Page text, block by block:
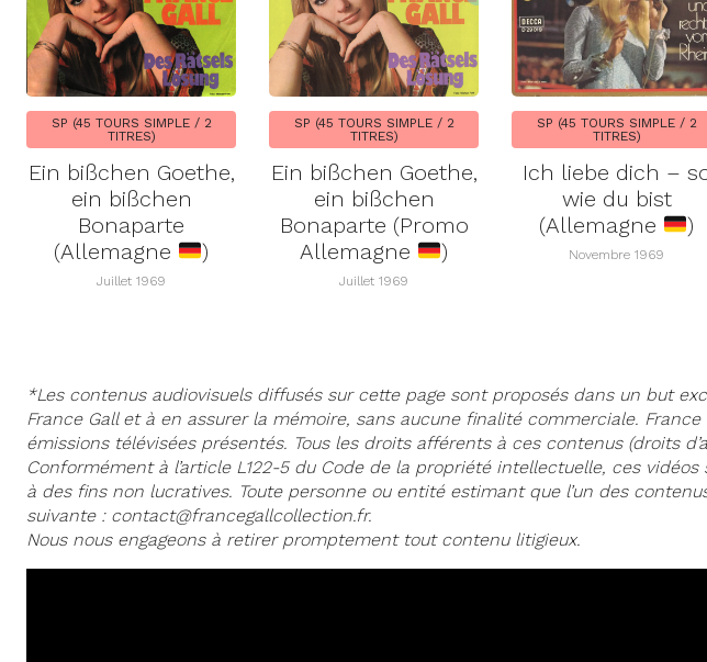
SP (45 TOURS SIMPLE / 2
TITRES)
Ein bißchen Goethe,
ein bißchen
Bonaparte
(Allemagne
)
Juillet 1969
SP (45 TOURS SIMPLE / 2
TITRES)
Ein bißchen Goethe,
ein bißchen
Bonaparte (Promo
Allemagne
)
Juillet 1969
SP (45 TOURS SIMPLE / 2
TITRES)
Ich liebe dich –
wie du bist
(Allemagne
)
Novembre 1969
*Les contenus audiovisuels diffusés sur cette page sont proposés dans un but
France Gall et à en assurer la mémoire, sans aucune finalité commerciale.
émissions télévisées présentés. Tous les droits afférents à ces contenus (droits
Conformément à l’article L122-5 du Code de la propriété intellectuelle, ces
à des fins non lucratives. Toute personne ou entité estimant que l’un des
suivante : contact@francegallcollection.fr.
Nous nous engageons à retirer promptement tout contenu litigieux.